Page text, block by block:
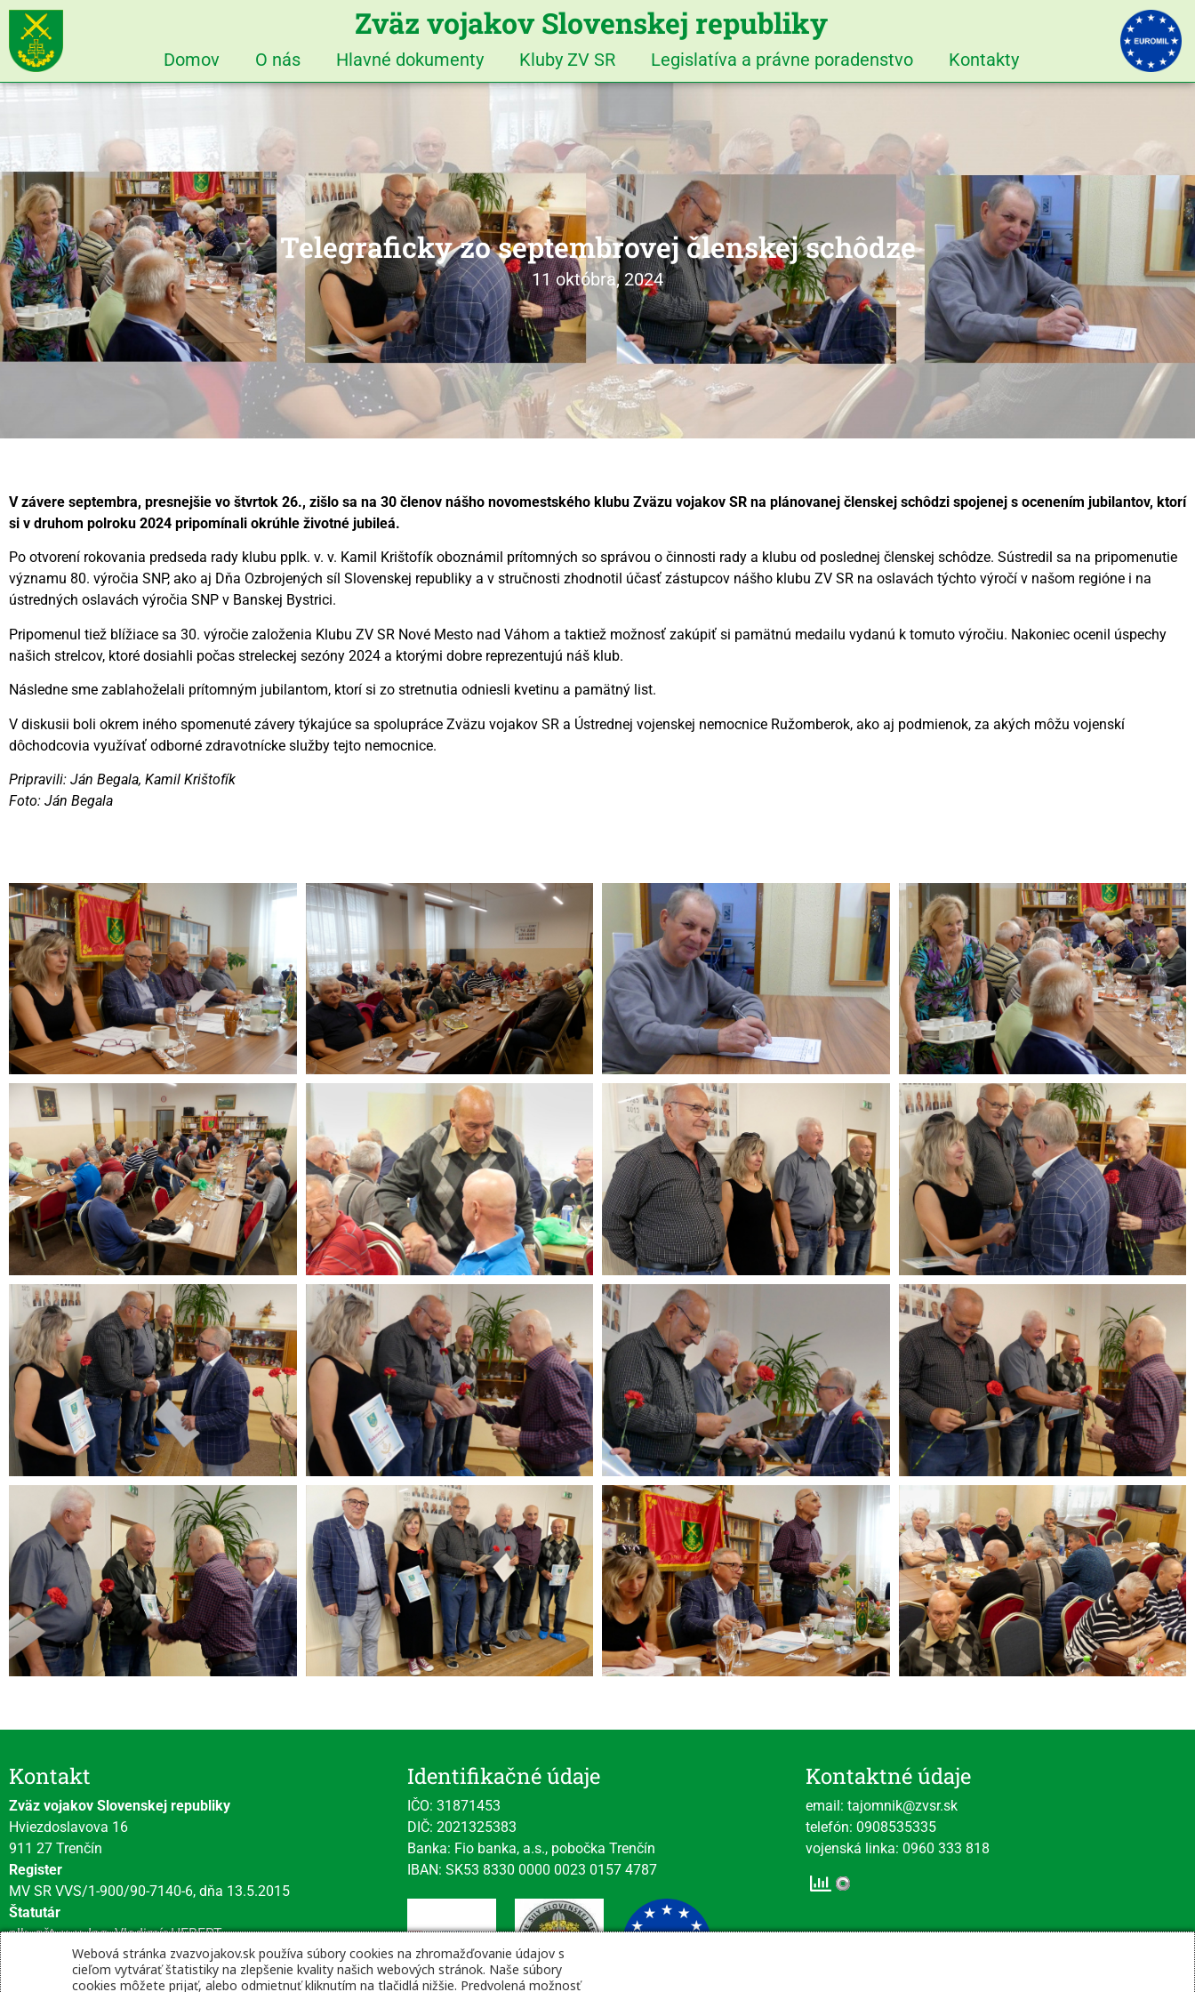
Zväz vojakov Slovenskej republiky
Domov O nás Hlavné dokumenty Kluby ZV SR Legislatíva a právne poradenstvo Kontakty
Telegraficky zo septembrovej členskej schôdze
11 októbra, 2024
V závere septembra, presnejšie vo štvrtok 26., zišlo sa na 30 členov nášho novomestského klubu Zväzu vojakov SR na plánovanej členskej schôdzi spojenej s ocenením jubilantov, ktorí
si v druhom polroku 2024 pripomínali okrúhle životné jubileá.
Po otvorení rokovania predseda rady klubu pplk. v. v. Kamil Krištofík oboznámil prítomných so správou o činnosti rady a klubu od poslednej členskej schôdze. Sústredil sa na pripomenutie
významu 80. výročia SNP, ako aj Dňa Ozbrojených síl Slovenskej republiky a v stručnosti zhodnotil účasť zástupcov nášho klubu ZV SR na oslavách týchto výročí v našom regióne i na
ústredných oslavách výročia SNP v Banskej Bystrici.
Pripomenul tiež blížiace sa 30. výročie založenia Klubu ZV SR Nové Mesto nad Váhom a taktiež možnosť zakúpiť si pamätnú medailu vydanú k tomuto výročiu. Nakoniec ocenil úspechy
našich strelcov, ktoré dosiahli počas streleckej sezóny 2024 a ktorými dobre reprezentujú náš klub.
Následne sme zablahoželali prítomným jubilantom, ktorí si zo stretnutia odniesli kvetinu a pamätný list.
V diskusii boli okrem iného spomenuté závery týkajúce sa spolupráce Zväzu vojakov SR a Ústrednej vojenskej nemocnice Ružomberok, ako aj podmienok, za akých môžu vojenskí
dôchodcovia využívať odborné zdravotnícke služby tejto nemocnice.
Pripravili: Ján Begala, Kamil Krištofík
Foto: Ján Begala
Kontakt
Zväz vojakov Slovenskej republiky
Hviezdoslavova 16
911 27 Trenčín
Register
MV SR VVS/1-900/90-7140-6, dňa 13.5.2015
Štatutár
plk. gšt. v. v. Ing. Vladimír HEBERT
Identifikačné údaje
IČO: 31871453
DIČ: 2021325383
Banka: Fio banka, a.s., pobočka Trenčín
IBAN: SK53 8330 0000 0023 0157 4787
Kontaktné údaje
email: tajomnik@zvsr.sk
telefón: 0908535335
vojenská linka: 0960 333 818
Webová stránka zvazvojakov.sk používa súbory cookies na zhromažďovanie údajov s
cieľom vytvárať štatistiky na zlepšenie kvality našich webových stránok. Naše súbory
cookies môžete prijať, alebo odmietnuť kliknutím na tlačidlá nižšie. Predvolená možnosť